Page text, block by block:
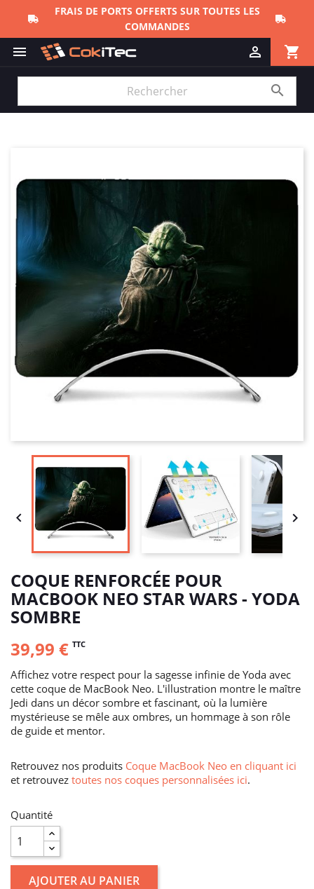
FRAIS DE PORTS OFFERTS SUR TOUTES LES
COMMANDES
 shopping_cart


 
COQUE RENFORCÉE POUR
MACBOOK NEO STAR WARS - YODA
SOMBRE
39,99 € TTC
Affichez votre respect pour la sagesse infinie de Yoda avec
cette coque de MacBook Neo. L'illustration montre le maître
Jedi dans un décor sombre et fascinant, où la lumière
mystérieuse se mêle aux ombres, un hommage à son rôle
de guide et mentor.
Retrouvez nos produits Coque MacBook Neo en cliquant ici
et retrouvez toutes nos coques personnalisées ici.
Quantité
AJOUTER AU PANIER